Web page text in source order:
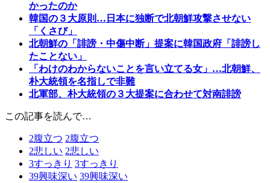
かったのか
韓国の３大原則…日本に独断で北朝鮮攻撃させない
「くさび」
北朝鮮の「誹謗・中傷中断」提案に韓国政府「誹謗し
たことない」
「わけのわからないことを言い立てる女」…北朝鮮、
朴大統領を名指しで非難
北軍部、朴大統領の３大提案に合わせて対南誹謗
この記事を読んで…
2腹立つ 2腹立つ
2悲しい 2悲しい
3すっきり 3すっきり
39興味深い 39興味深い